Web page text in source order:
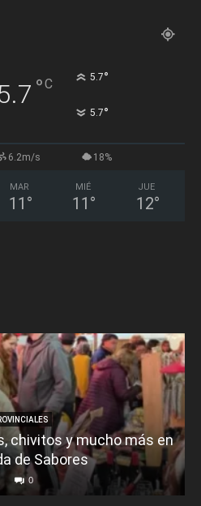
°C 5.7°
5.7°
6.2m/s 18%
MAR
11 °
MIÉ
11 °
JUE
12°
chivitos y mucho más en
de Sabores
0